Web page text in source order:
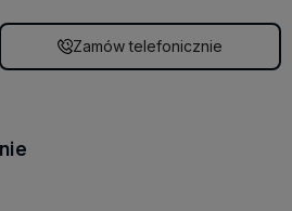
Zamów telefonicznie